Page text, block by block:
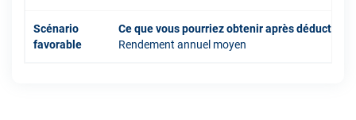
Scénario
favorable
Ce que vous pourriez obtenir après déduction
Rendement annuel moyen